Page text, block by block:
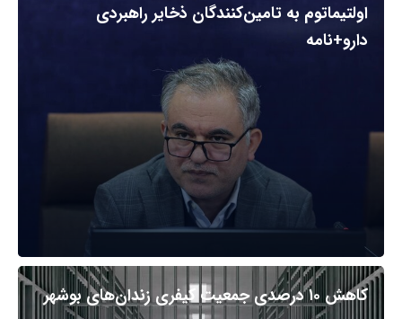
اولتیماتوم به تامین‌کنندگان ذخایر راهبردی
دارو+نامه
کاهش ۱۰ درصدی جمعیت کیفری زندان‌های بوشهر